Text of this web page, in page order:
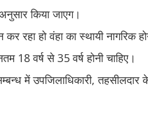
किया जाएग।
हो वंहा का स्थायी नागरिक
18 वर्ष से 35 वर्ष होनी चाहिए।
में उपजिलाधिकारी, तहसीलदार